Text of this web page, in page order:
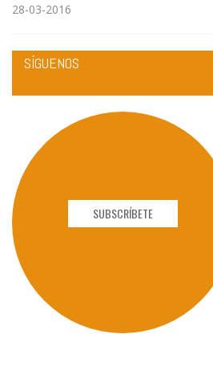
28-03-2016
SÍGUENOS
SUBSCRÍBETE